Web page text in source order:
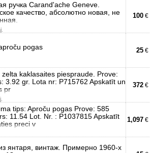
ручка Carand'ache Geneve.
качество, абсолютно новая, не
100 €
pogas 25 €
zelta kaklasaites piespraude. Prove:
3.92 gr. Lota nr: P715762 Apskatīt un
pr
372 €
tips: Aproču pogas Prove: 585
11.54 Lot. Nr. : P1037815 Apskatīt
preci v
1,097 €
янтаря, винтаж. Примерно 1960-х